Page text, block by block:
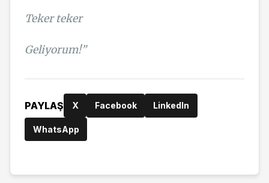
Teker teker
Geliyorum!”
PAYLAŞ X Facebook LinkedIn
WhatsApp